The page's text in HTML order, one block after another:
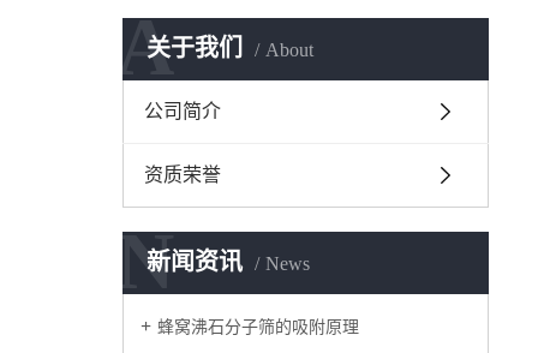
关于我们 About
A
公司简介
资质荣誉
新闻资讯 News
N
蜂窝沸石分子筛的吸附原理